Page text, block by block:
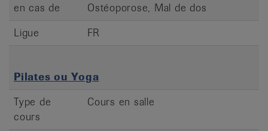
en cas de
Ostéoporose, Mal de dos
Ligue
FR
Pilates ou Yoga
Type de
cours
Cours en salle